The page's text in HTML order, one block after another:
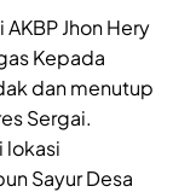
Jhon Hery
Kepada
dan menutup
Sergai.
lokasi
Sayur Desa